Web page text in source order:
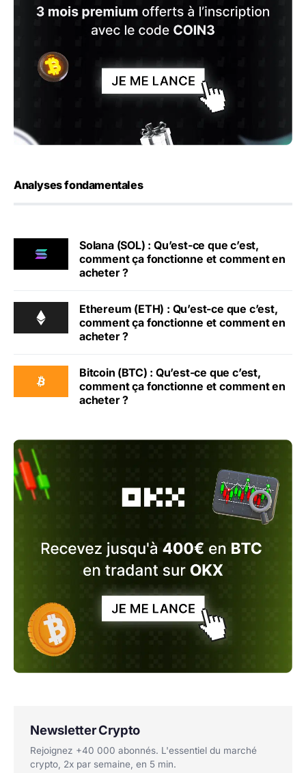
Analyses fondamentales
Solana (SOL) : Qu’est-ce que c’est,
comment ça fonctionne et comment en
acheter ?
Ethereum (ETH) : Qu’est-ce que c’est,
comment ça fonctionne et comment en
acheter ?
Bitcoin (BTC) : Qu’est-ce que c’est,
comment ça fonctionne et comment en
acheter ?
Newsletter Crypto
Rejoignez +40 000 abonnés. L'essentiel du marché
crypto, 2x par semaine, en 5 min.